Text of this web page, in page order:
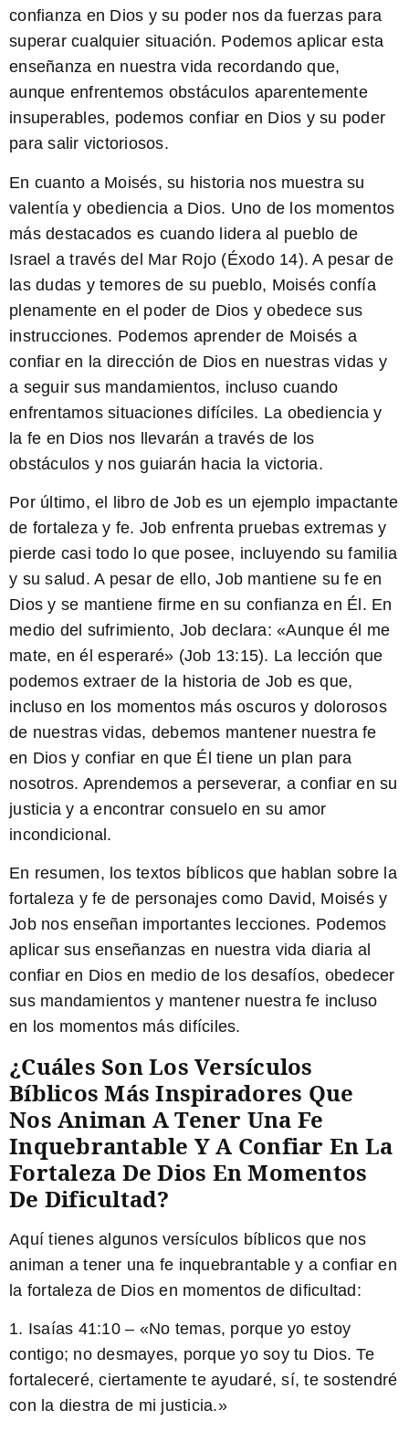
confianza en Dios y su poder nos da fuerzas para
superar cualquier situación. Podemos aplicar esta
enseñanza en nuestra vida recordando que,
aunque enfrentemos obstáculos aparentemente
insuperables, podemos confiar en Dios y su poder
para salir victoriosos.
En cuanto a Moisés, su historia nos muestra su
valentía y obediencia a Dios. Uno de los momentos
más destacados es cuando lidera al pueblo de
Israel a través del Mar Rojo (Éxodo 14). A pesar de
las dudas y temores de su pueblo, Moisés confía
plenamente en el poder de Dios y obedece sus
instrucciones. Podemos aprender de Moisés a
confiar en la dirección de Dios en nuestras vidas y
a seguir sus mandamientos, incluso cuando
enfrentamos situaciones difíciles. La obediencia y
la fe en Dios nos llevarán a través de los
obstáculos y nos guiarán hacia la victoria.
Por último, el libro de Job es un ejemplo impactante
de fortaleza y fe. Job enfrenta pruebas extremas y
pierde casi todo lo que posee, incluyendo su familia
y su salud. A pesar de ello, Job mantiene su fe en
Dios y se mantiene firme en su confianza en Él. En
medio del sufrimiento, Job declara: «Aunque él me
mate, en él esperaré» (Job 13:15). La lección que
podemos extraer de la historia de Job es que,
incluso en los momentos más oscuros y dolorosos
de nuestras vidas, debemos mantener nuestra fe
en Dios y confiar en que Él tiene un plan para
nosotros. Aprendemos a perseverar, a confiar en su
justicia y a encontrar consuelo en su amor
incondicional.
En resumen, los textos bíblicos que hablan sobre la
fortaleza y fe de personajes como David, Moisés y
Job nos enseñan importantes lecciones. Podemos
aplicar sus enseñanzas en nuestra vida diaria al
confiar en Dios en medio de los desafíos, obedecer
sus mandamientos y mantener nuestra fe incluso
en los momentos más difíciles.
¿Cuáles Son Los Versículos
Bíblicos Más Inspiradores Que
Nos Animan A Tener Una Fe
Inquebrantable Y A Confiar En La
Fortaleza De Dios En Momentos
De Dificultad?
Aquí tienes algunos versículos bíblicos que nos
animan a tener una fe inquebrantable y a confiar en
la fortaleza de Dios en momentos de dificultad:
1. Isaías 41:10 – «No temas, porque yo estoy
contigo; no desmayes, porque yo soy tu Dios. Te
fortaleceré, ciertamente te ayudaré, sí, te sostendré
con la diestra de mi justicia.»